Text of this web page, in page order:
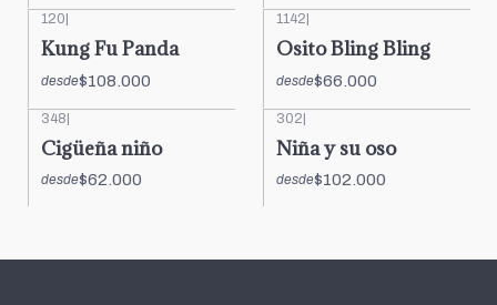
120
Kung Fu Panda
desde$108.000
1142
Osito Bling Bling
desde$66.000
348|
Cigüeña niño
desde$62.000
302|
Niña y su oso
desde$102.000